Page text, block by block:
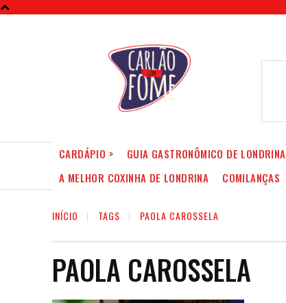
CARDÁPIO > GUIA GASTRONÔMICO DE LONDRINA
A MELHOR COXINHA DE LONDRINA
COMILANÇAS
INÍCIO TAGS PAOLA CAROSSELA
PAOLA CAROSSELA